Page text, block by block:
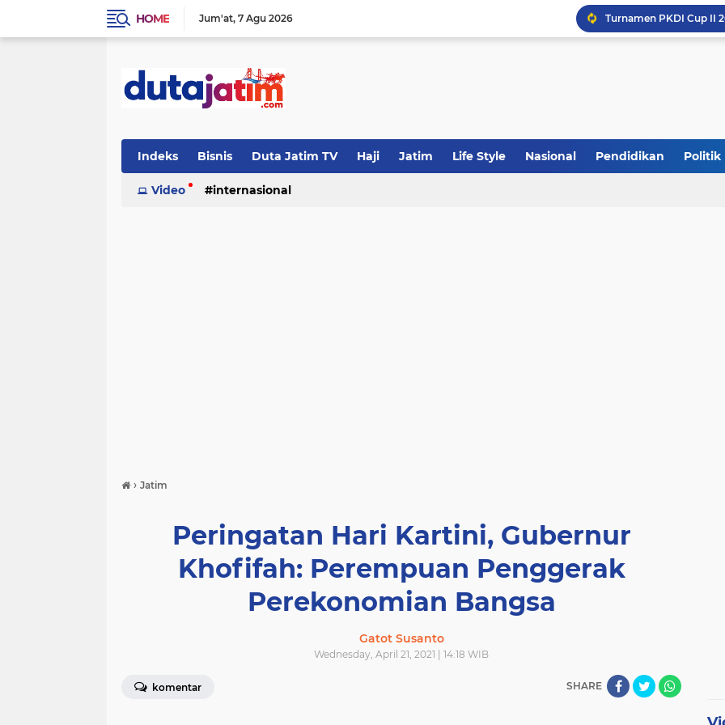
HOME Jum'at 7 Agu 2026
Khutbah Jumat:
Indeks Bisnis Duta Jatim TV Haji Jatim Life Style Nasional Pendidikan Politik
Video internasional
› Jatim
Peringatan Hari Kartini, Gubernur
Khofifah: Perempuan Penggerak
Perekonomian Bangsa
Gatot Susanto
Wednesday, April 21, 2021 | 14:18 WIB
komentar SHARE